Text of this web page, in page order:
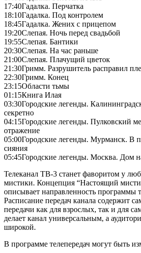
17:40Гадалка. Перчатка
18:10Гадалка. Под контролем
18:45Гадалка. Жених с прицепом
19:20Слепая. Ночь перед свадьбой
19:55Слепая. Бантики
20:30Слепая. На час раньше
21:00Слепая. Плачущий цветок
21:30Гримм. Разрушитель расправил
22:30Гримм. Конец
23:15Области тьмы
01:15Книга Илая
03:30Городские легенды.
секретно
04:15Городские легенды. Пулковский
отражение
05:00Городские легенды. Мурманск. В
сияния
05:45Городские легенды. Москва. Дом
Телеканал ТВ-3 станет фаворитом у
мистики. Концепция “Настоящий
описывает направленность программы
Расписание передач канала содержит
передачи как для взрослых, так и для
делает канал универсальным, а
широкой.
В программе телепередач могут быть